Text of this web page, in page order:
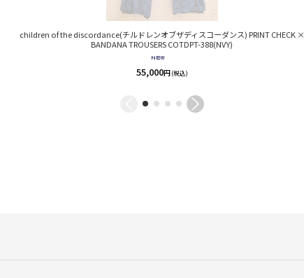
children of the discordance(チルドレンオブザディスコーダンス) PRINT CHECK ×
BANDANA TROUSERS COTDPT-388(NVY)
55,000円(税込)